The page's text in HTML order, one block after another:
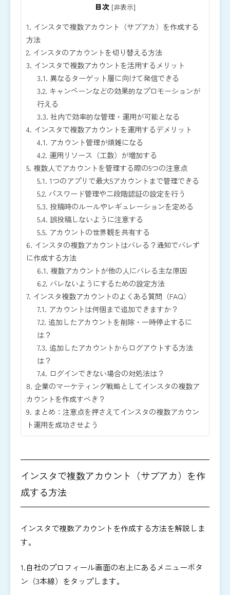
目次 [非表示]
1. インスタで複数アカウント（サブアカ）を作成する
方法
2. インスタのアカウントを切り替える方法
3. インスタで複数アカウントを活用するメリット
3.1. 異なるターゲット層に向けて発信できる
3.2. キャンペーンなどの効果的なプロモーションが
行える
3.3. 社内で効率的な管理・運用が可能となる
4. インスタで複数アカウントを運用するデメリット
4.1. アカウント管理が煩雑になる
4.2. 運用リソース（工数）が増加する
5. 複数人でアカウントを管理する際の5つの注意点
5.1. 1つのアプリで最大5アカウントまで管理できる
5.2. パスワード管理や二段階認証の設定を行う
5.3. 投稿時のルールやレギュレーションを定める
5.4. 誤投稿しないように注意する
5.5. アカウントの世界観を共有する
6. インスタの複数アカウントはバレる？通知でバレず
に作成する方法
6.1. 複数アカウントが他の人にバレる主な原因
6.2. バレないようにするための設定方法
7. インスタ複数アカウントのよくある質問（FAQ）
7.1. アカウントは何個まで追加できますか？
7.2. 追加したアカウントを削除・一時停止するに
は？
7.3. 追加したアカウントからログアウトする方法
は？
7.4. ログインできない場合の対処法は？
8. 企業のマーケティング戦略としてインスタの複数ア
カウントを作成すべき？
9. まとめ：注意点を押さえてインスタの複数アカウン
ト運用を成功させよう
インスタで複数アカウント（サブアカ）を作
成する方法
インスタで複数アカウントを作成する方法を解説しま
す。
1.自社のプロフィール画面の右上にあるメニューボタ
ン（3本線）をタップします。